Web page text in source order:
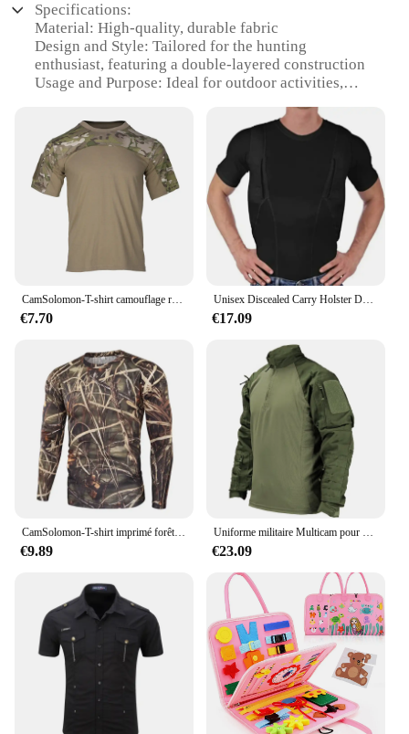
Specifications:
Material: High-quality, durable fabric
Design and Style: Tailored for the hunting
enthusiast, featuring a double-layered construction
Usage and Purpose: Ideal for outdoor activities,
Typical Adaptive Scenario: Versatile for various
hunting conditions
Shape or Size or Weight or Quantity: Available in
multiple sizes to fit a range of body types
Performance and Property: Designed for comfort
and functionality, ensuring ease of movement and
warmth during hunting expeditions
Features:
**Enhanced Durability and Comfort**
de chasse vest is engineered to withstand the rigors
of the outdoors. The double-layered construction
not only adds an extra layer of warmth but also
provides a sturdy shield against the elements. The
vest's design is not only about durability; it also
prioritizes comfort. The fabric is soft to the touch,
ensuring that you can focus on your hunting
without any distractions. The adjustable straps and
snug fit make it a perfect match for various body
types, ensuring that you can move freely and
confidently.
**Versatile and Adaptable for Diverse Hunting
Scenarios**
Whether you're stalking game in the early morning
mist or waiting for the perfect shot in the late
afternoon sun, this hunting vest is your steadfast
companion. Its adaptive design allows for easy
layering, making it suitable for a range of
temperatures and environments. The vest's
lightweight construction does not compromise on
CamSolomon-T-shirt camouflage respirant pour hommes, t-shirts Dulskip, vêtements de chasse, vêtements d'entraînement en plein air
€7.70
Unisex Discealed Carry Holster DulHigh T-shirt commandé pour hommes Vêtements pour hommes Homme Femme Solide document Économie Plus Taille Y-S-5XL
€17.09
CamSolomon-T-shirt imprimé forêt de chasse pour hommes, manches longues, sports de plein air, voyage, entraînement, respirant, vêtements pour enfants
€9.89
Uniforme militaire Multicam pour hommes, chemise skip, chemise DulShirt, manches longues, vêtements de paintball, camping, chasse
€23.09